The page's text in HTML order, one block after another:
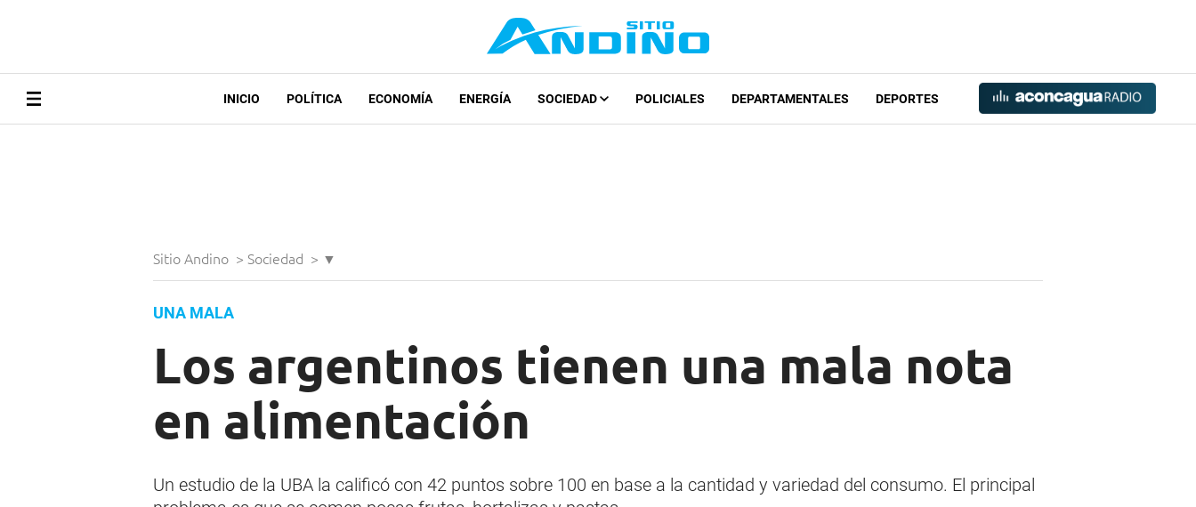
INICIO POLÍTICA ECONOMÍA ENERGÍA SOCIEDAD POLICIALES DEPARTAMENTALES DEPORTES
Sitio Andino > Sociedad > ▼
UNA MALA
Los argentinos tienen una mala nota
en alimentación
Un estudio de la UBA la calificó con 42 puntos sobre 100 en base a la cantidad y variedad del consumo. El principal